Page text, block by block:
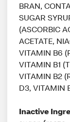
BRAN,
SUGAR
(ASCORBIC
ACETATE,
VITAMIN B6
VITAMIN B1
VITAMIN B2
D3, VITAMIN
Inactive